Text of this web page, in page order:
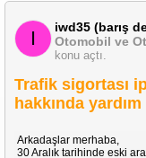
I
iwd35 (barış
Otomobil ve
konu açtı.
Trafik sigortası
hakkında yardım
Arkadaşlar merhaba,
30 Aralık tarihinde eski